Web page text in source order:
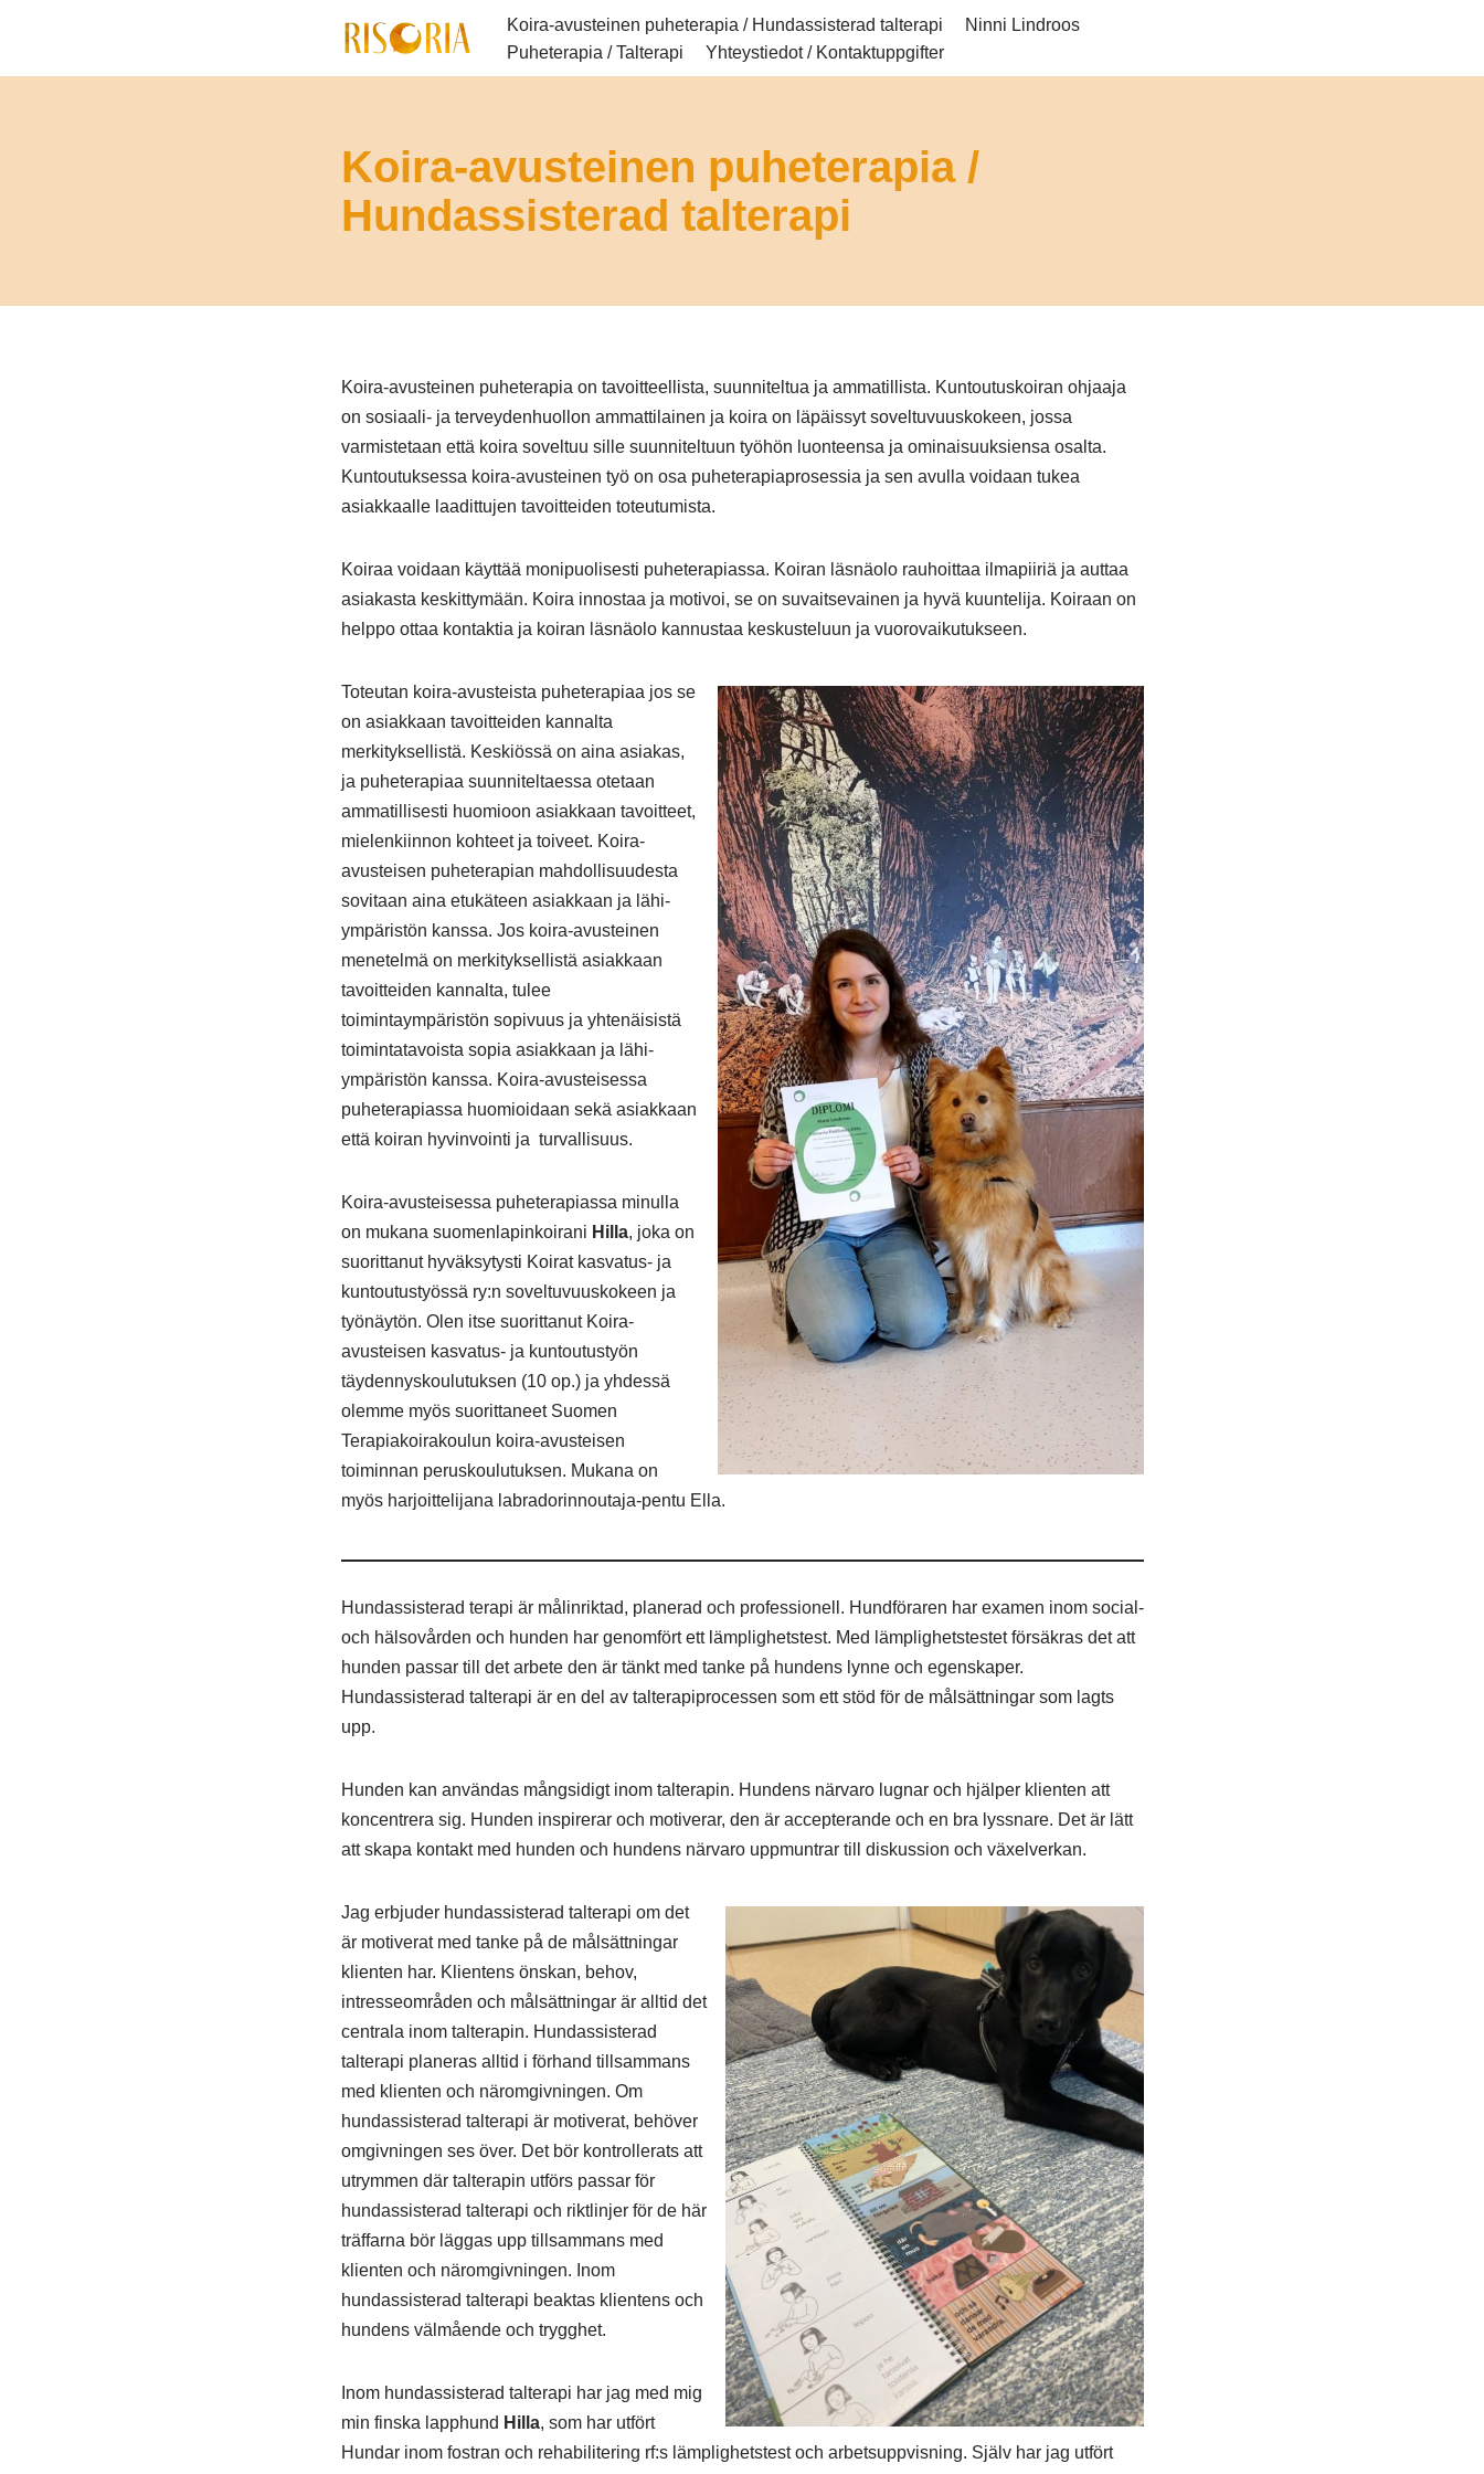
Koira-avusteinen puheterapia / Hundassisterad talterapi
Ninni Lindroos
Puheterapia / Talterapi
Yhteystiedot / Kontaktuppgifter
Koira-avusteinen puheterapia /
Hundassisterad talterapi
Koira-avusteinen puheterapia on tavoitteellista, suunniteltua ja ammatillista. Kuntoutuskoiran ohjaaja
on sosiaali- ja terveydenhuollon ammattilainen ja koira on läpäissyt soveltuvuuskokeen, jossa
varmistetaan että koira soveltuu sille suunniteltuun työhön luonteensa ja ominaisuuksiensa osalta.
Kuntoutuksessa koira-avusteinen työ on osa puheterapiaprosessia ja sen avulla voidaan tukea
asiakkaalle laadittujen tavoitteiden toteutumista.
Koiraa voidaan käyttää monipuolisesti puheterapiassa. Koiran läsnäolo rauhoittaa ilmapiiriä ja auttaa
asiakasta keskittymään. Koira innostaa ja motivoi, se on suvaitsevainen ja hyvä kuuntelija. Koiraan on
helppo ottaa kontaktia ja koiran läsnäolo kannustaa keskusteluun ja vuorovaikutukseen.
Toteutan koira-avusteista puheterapiaa jos se
on asiakkaan tavoitteiden kannalta
merkityksellistä. Keskiössä on aina asiakas,
ja puheterapiaa suunniteltaessa otetaan
ammatillisesti huomioon asiakkaan tavoitteet,
mielenkiinnon kohteet ja toiveet. Koira-
avusteisen puheterapian mahdollisuudesta
sovitaan aina etukäteen asiakkaan ja lähi-
ympäristön kanssa. Jos koira-avusteinen
menetelmä on merkityksellistä asiakkaan
tavoitteiden kannalta, tulee
toimintaympäristön sopivuus ja yhtenäisistä
toimintatavoista sopia asiakkaan ja lähi-
ympäristön kanssa. Koira-avusteisessa
puheterapiassa huomioidaan sekä asiakkaan
että koiran hyvinvointi ja turvallisuus.
Koira-avusteisessa puheterapiassa minulla
on mukana suomenlapinkoirani Hilla, joka on
suorittanut hyväksytysti Koirat kasvatus- ja
kuntoutustyössä ry:n soveltuvuuskokeen ja
työnäytön. Olen itse suorittanut Koira-
avusteisen kasvatus- ja kuntoutustyön
täydennyskoulutuksen (10 op.) ja yhdessä
olemme myös suorittaneet Suomen
Terapiakoirakoulun koira-avusteisen
toiminnan peruskoulutuksen. Mukana on
myös harjoittelijana labradorinnoutaja-pentu Ella.
Hundassisterad terapi är målinriktad, planerad och professionell. Hundföraren har examen inom social-
och hälsovården och hunden har genomfört ett lämplighetstest. Med lämplighetstestet försäkras det att
hunden passar till det arbete den är tänkt med tanke på hundens lynne och egenskaper.
Hundassisterad talterapi är en del av talterapiprocessen som ett stöd för de målsättningar som lagts
upp.
Hunden kan användas mångsidigt inom talterapin. Hundens närvaro lugnar och hjälper klienten att
koncentrera sig. Hunden inspirerar och motiverar, den är accepterande och en bra lyssnare. Det är lätt
att skapa kontakt med hunden och hundens närvaro uppmuntrar till diskussion och växelverkan.
Jag erbjuder hundassisterad talterapi om det
är motiverat med tanke på de målsättningar
klienten har. Klientens önskan, behov,
intresseområden och målsättningar är alltid det
centrala inom talterapin. Hundassisterad
talterapi planeras alltid i förhand tillsammans
med klienten och näromgivningen. Om
hundassisterad talterapi är motiverat, behöver
omgivningen ses över. Det bör kontrollerats att
utrymmen där talterapin utförs passar för
hundassisterad talterapi och riktlinjer för de här
träffarna bör läggas upp tillsammans med
klienten och näromgivningen. Inom
hundassisterad talterapi beaktas klientens och
hundens välmående och trygghet.
Inom hundassisterad talterapi har jag med mig
min finska lapphund Hilla, som har utfört
Hundar inom fostran och rehabilitering rf:s lämplighetstest och arbetsuppvisning. Själv har jag utfört